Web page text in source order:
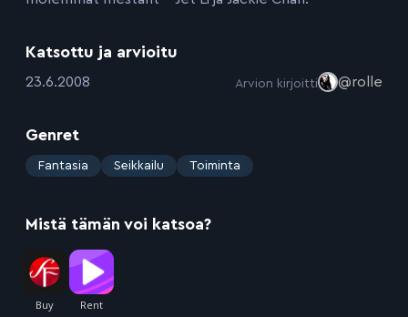
Katsottu ja arvioitu
:23.6.2008 Arvion kirjoitti @rolle
Genret
: Fantasia Seikkailu Toiminta
Mistä tämän voi katsoa?